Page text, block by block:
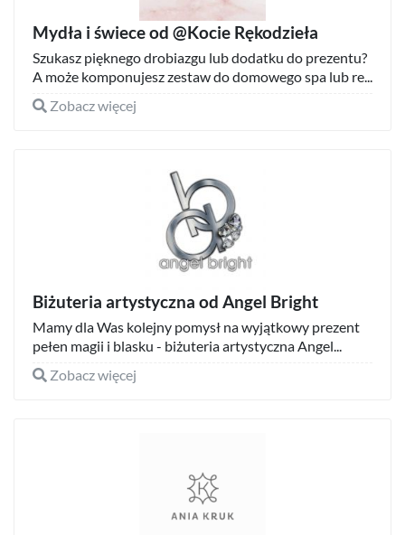
Mydła i świece od @Kocie Rękodzieła
Szukasz pięknego drobiazgu lub dodatku do prezentu?
A może komponujesz zestaw do domowego spa lub re...
Zobacz więcej
Biżuteria artystyczna od Angel Bright
Mamy dla Was kolejny pomysł na wyjątkowy prezent
pełen magii i blasku - biżuteria artystyczna Angel...
Zobacz więcej